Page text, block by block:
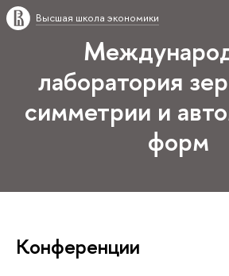
Высшая школа экономики
лаборатория
симметрии и
форм
Конференции